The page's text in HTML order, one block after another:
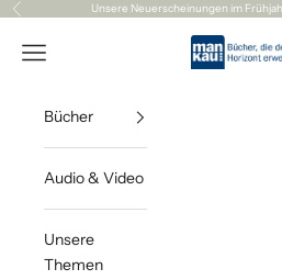
Zum Inhalt springen
Zurück Unsere Neuerscheinungen im
Mankau
Navigationsmenü öffnen
Bücher
Audio & Video
Unsere
Themen